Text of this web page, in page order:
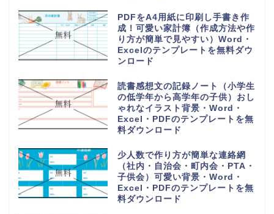
PDFをA4用紙に印刷し手書き作
成！可愛い家計簿（作成方法や作
り方が簡単で見やすい）Word・
Excelのテンプレートを無料ダウ
ンロード
読書感想文の記録ノート（小学生
の低学年から高学年の子供）おし
ゃれなイラスト背景・Word・
Excel・PDFのテンプレートを無
料ダウンロード
少人数で作り方が簡単な連絡網
（社内・自治会・町内会・PTA・
子供会）可愛い背景・Word・
Excel・PDFのテンプレートを無
料ダウンロード